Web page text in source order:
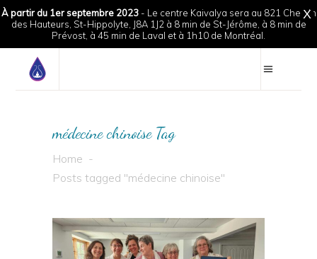
X
À partir du 1er septembre 2023- Le centre Kaivalya sera au 821 Chemin
des Hauteurs, St-Hippolyte, J8A 1J2 à 8 min de St-Jérôme, à 8 min de
Prévost, à 45 min de Laval et à 1h10 de Montréal.
médecine chinoise Tag
Home -
Posts tagged "médecine chinoise"